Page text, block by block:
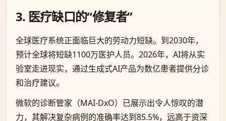
3. 医疗缺口的“修复者”
全球医疗系统正面临巨大的劳动力短缺。到2030年，
预计全球将短缺1100万医护人员。2026年，AI将从实
验室走进现实，通过生成式AI产品为数亿患者提供分诊
和治疗建议。
微软的诊断管家（MAI-DxO）已展示出令人惊叹的潜
力，其解决复杂病例的准确率达到85.5%，远高于资深